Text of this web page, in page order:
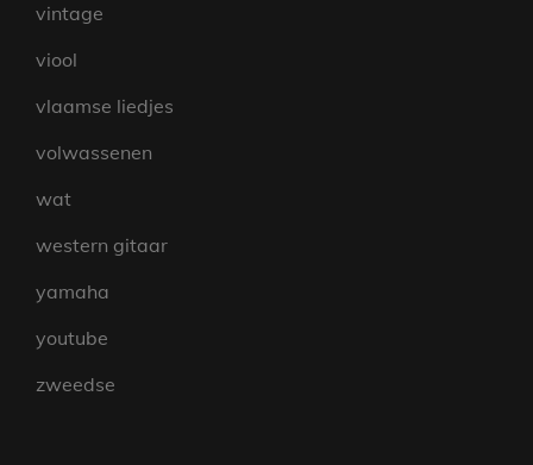
vintage
viool
vlaamse liedjes
volwassenen
wat
western gitaar
yamaha
youtube
zweedse